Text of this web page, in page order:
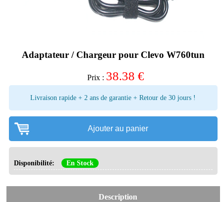
Adaptateur / Chargeur pour Clevo W760tun
Prix : 38.38 €
Livraison rapide + 2 ans de garantie + Retour de 30 jours !
Ajouter au panier
Disponibilité: En Stock
Description